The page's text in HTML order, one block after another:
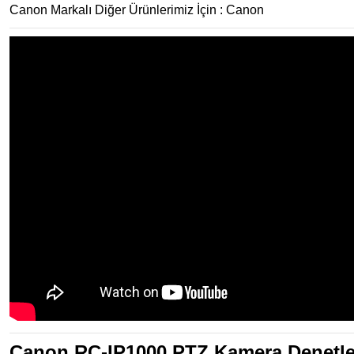
Canon Markalı Diğer Ürünlerimiz İçin : Canon